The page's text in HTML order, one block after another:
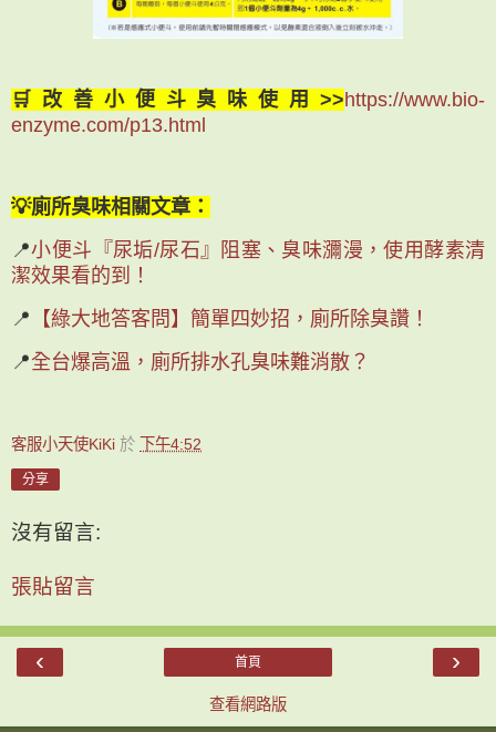
🛒改善小便斗臭味使用>>https://www.bio-
enzyme.com/p13.html
💡廁所臭味相關文章：
📍小便斗『尿垢/尿石』阻塞、臭味瀰漫，使用酵素清
潔效果看的到！
📍 【綠大地答客問】簡單四妙招，廁所除臭讚！
📍全台爆高溫，廁所排水孔臭味難消散？
客服小天使KiKi 於 下午4:52
分享
沒有留言:
張貼留言
‹ ›
首頁
查看網路版